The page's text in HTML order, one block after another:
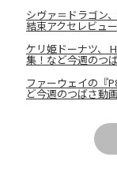
シヴァ＝ドラゴン
結束アクセレビュ
ケリ姫ドーナツ、
集！など今週のつ
ファーウェイの『
ど今週のつばさ動